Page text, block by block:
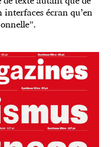
écran qu’en